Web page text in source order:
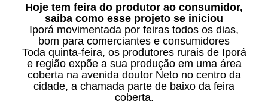
Hoje tem feira do produtor ao consumidor,
saiba como esse projeto se iniciou
Iporá movimentada por feiras todos os dias,
bom para comerciantes e consumidores
Toda quinta-feira, os produtores rurais de Iporá
e região expõe a sua produção em uma área
coberta na avenida doutor Neto no centro da
cidade, a chamada parte de baixo da feira
coberta.